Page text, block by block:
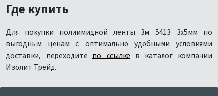
Где купить
Для покупки полиимидной ленты 3м 5413 3х5мм по
выгодным ценам с оптимально удобными условиями
доставки, переходите по ссылке в каталог компании
Изолит Трейд.